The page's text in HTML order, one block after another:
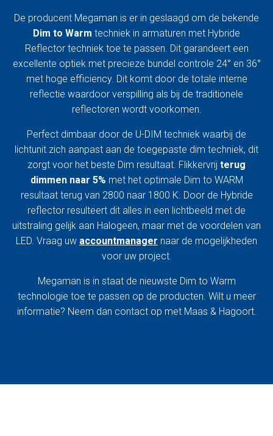
De producent Megaman is er in geslaagd om de bekende
Dim to Warm techniek in armaturen met Hybride
Reflector techniek toe te passen. Dit garandeert een
excellente optiek met precieze bundel controle 24° en 36°
met hoge efficiency. Dit komt door de totale interne
reflectie waardoor verspilling als bij de traditionele
reflectoren wordt voorkomen.
Perfect dimbaar door de U-DIM techniek waarbij de
lichtunit zich aanpast aan de toegepaste dim techniek, dit
zorgt voor het beste Dim resultaat. Flikkervrij terug
dimmen naar 5% met het optimale Dim to WARM
resultaat terug van 2800 naar 1800 K. Door de Hybride
reflector resulteert dit alles in een lichtbeeld met de
uitstraling gelijk aan Halogeen, maar met de voordelen van
LED. Vraag uw accountmanager naar de mogelijkheden
voor uw project.
Megaman is in staat de nieuwste Dim to Warm
technologie toe te passen op de producten. Wilt u meer
informatie? Neem dan contact op met Maas & Hagoort.